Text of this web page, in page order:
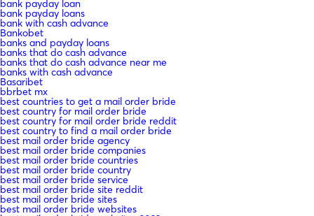
bank payday loan
bank payday loans
bank with cash advance
Bankobet
banks and payday loans
banks that do cash advance
banks that do cash advance near me
banks with cash advance
Basaribet
bbrbet mx
best countries to get a mail order bride
best country for mail order bride
best country for mail order bride reddit
best country to find a mail order bride
best mail order bride agency
best mail order bride companies
best mail order bride countries
best mail order bride country
best mail order bride service
best mail order bride site reddit
best mail order bride sites
best mail order bride websites